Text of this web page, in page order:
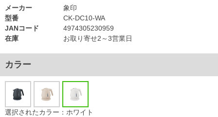
型番
CK-DC10-WA
JANコード
4974305230959
在庫
お取り寄せ2～3営業日
メーカー 象印
カラー
選択されたカラー：ホワイト